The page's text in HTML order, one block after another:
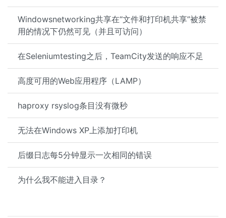
Windowsnetworking共享在“文件和打印机共享”被禁
用的情况下仍然可见（并且可访问）
在Seleniumtesting之后，TeamCity发送的响应不足
高度可用的Web应用程序（LAMP）
haproxy rsyslog条目没有微秒
无法在Windows XP上添加打印机
后缀日志每5分钟显示一次相同的错误
为什么我不能进入目录？